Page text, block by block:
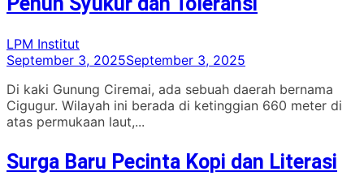
LPM Institut
September 3, 2025September 3, 2025
Di kaki Gunung Ciremai, ada sebuah daerah bernama
Cigugur. Wilayah ini berada di ketinggian 660 meter di
atas permukaan laut,...
Surga Baru Pecinta Kopi dan Literasi